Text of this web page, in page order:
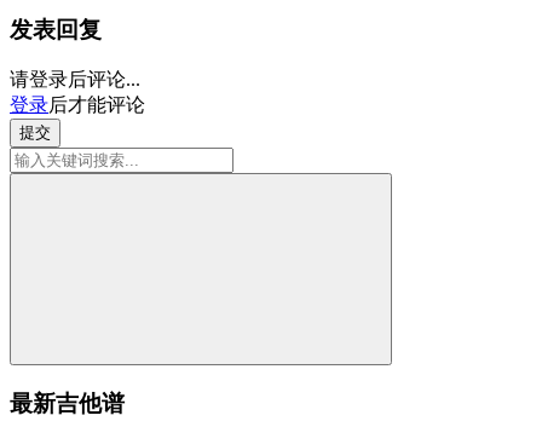
发表回复
请登录后评论...
登录后才能评论
提交
最新吉他谱